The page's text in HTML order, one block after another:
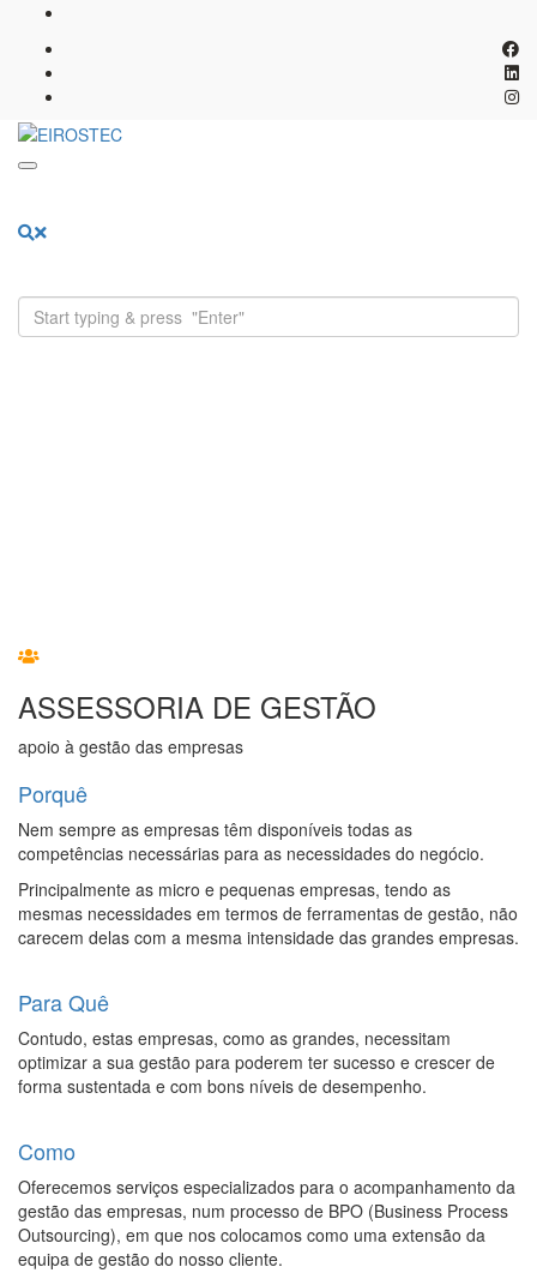
ASSESSORIA DE GESTÃO
apoio à gestão das empresas
Porquê
Nem sempre as empresas têm disponíveis todas as
competências necessárias para as necessidades do negócio.
Principalmente as micro e pequenas empresas, tendo as
mesmas necessidades em termos de ferramentas de gestão, não
carecem delas com a mesma intensidade das grandes empresas.
Para Quê
Contudo, estas empresas, como as grandes, necessitam
optimizar a sua gestão para poderem ter sucesso e crescer de
forma sustentada e com bons níveis de desempenho.
Como
Oferecemos serviços especializados para o acompanhamento da
gestão das empresas, num processo de BPO (Business Process
Outsourcing), em que nos colocamos como uma extensão da
equipa de gestão do nosso cliente.